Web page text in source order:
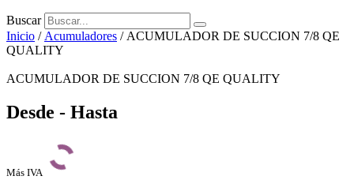
Buscar
Inicio / Acumuladores / ACUMULADOR DE SUCCION 7/8 QE
QUALITY
ACUMULADOR DE SUCCION 7/8 QE QUALITY
Desde - Hasta
Más IVA